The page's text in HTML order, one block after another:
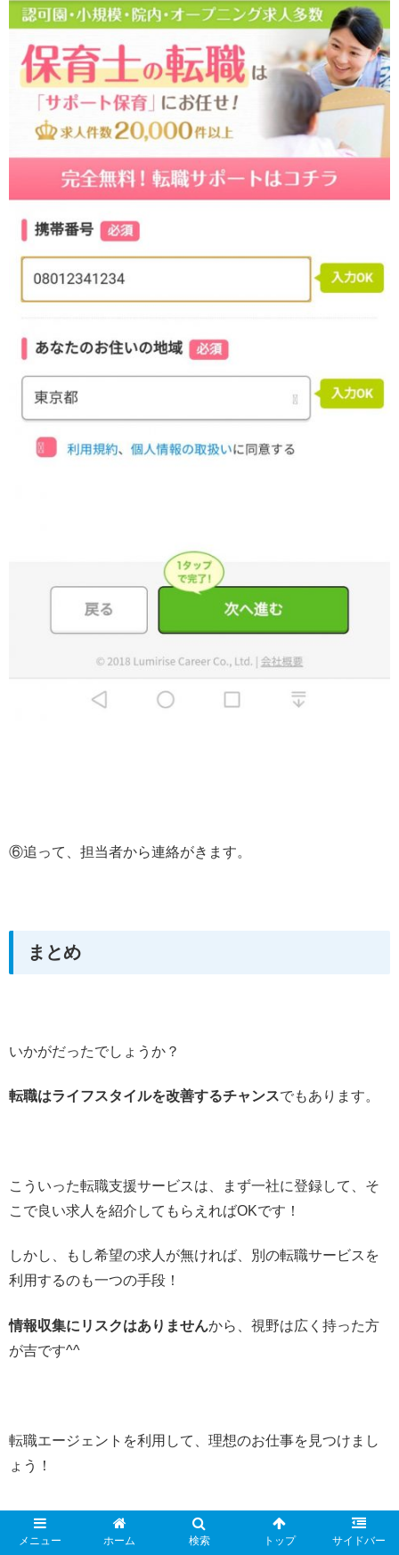
⑥追って、担当者から連絡がきます。
まとめ
いかがだったでしょうか？
転職はライフスタイルを改善するチャンスでもあります。
こういった転職支援サービスは、まず一社に登録して、そ
こで良い求人を紹介してもらえればOKです！
しかし、もし希望の求人が無ければ、別の転職サービスを
利用するのも一つの手段！
情報収集にリスクはありませんから、視野は広く持った方
が吉です^^
転職エージェントを利用して、理想のお仕事を見つけまし
ょう！
メニュー ホーム 検索 トップ サイドバー